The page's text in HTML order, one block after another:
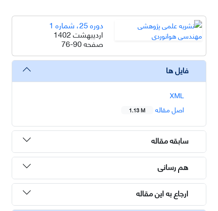
دوره 25، شماره 1
اردیبهشت 1402
صفحه76-90
فایل ها
XML
اصل مقاله
1.13 M
سابقه مقاله
هم رسانی
ارجاع به این مقاله